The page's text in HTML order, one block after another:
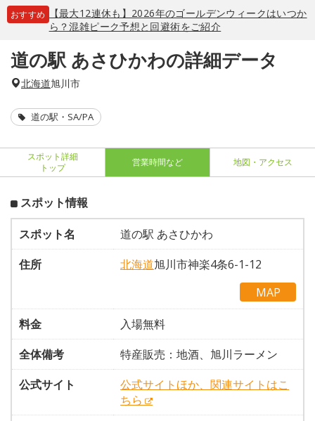
おすすめ
【最大12連休も】2026年のゴールデンウィークはいつか
ら？混雑ピーク予想と回避術をご紹介
道の駅 あさひかわの詳細データ
北海道旭川市
道の駅・SA/PA
スポット詳細
トップ
営業時間など 地図・アクセス
スポット情報
スポット名
道の駅 あさひかわ
住所
北海道旭川市神楽4条6-1-12
MAP
料金
入場無料
全体備考
特産販売：地酒、旭川ラーメン
公式サイト
公式サイトほか、関連サイトはこ
ちら